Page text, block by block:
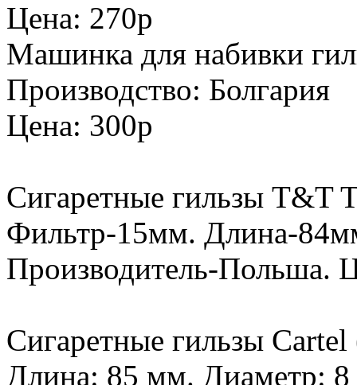
Цена: 270р
Машинка для набивки
Производство: Болгария
Цена: 300р
Сигаретные гильзы T&T
Фильтр-15мм. Длина-
Производитель-Польша.
Сигаретные гильзы
Длина: 85 мм. Диаметр: